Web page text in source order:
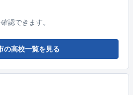
認できます。
の高校一覧を見る